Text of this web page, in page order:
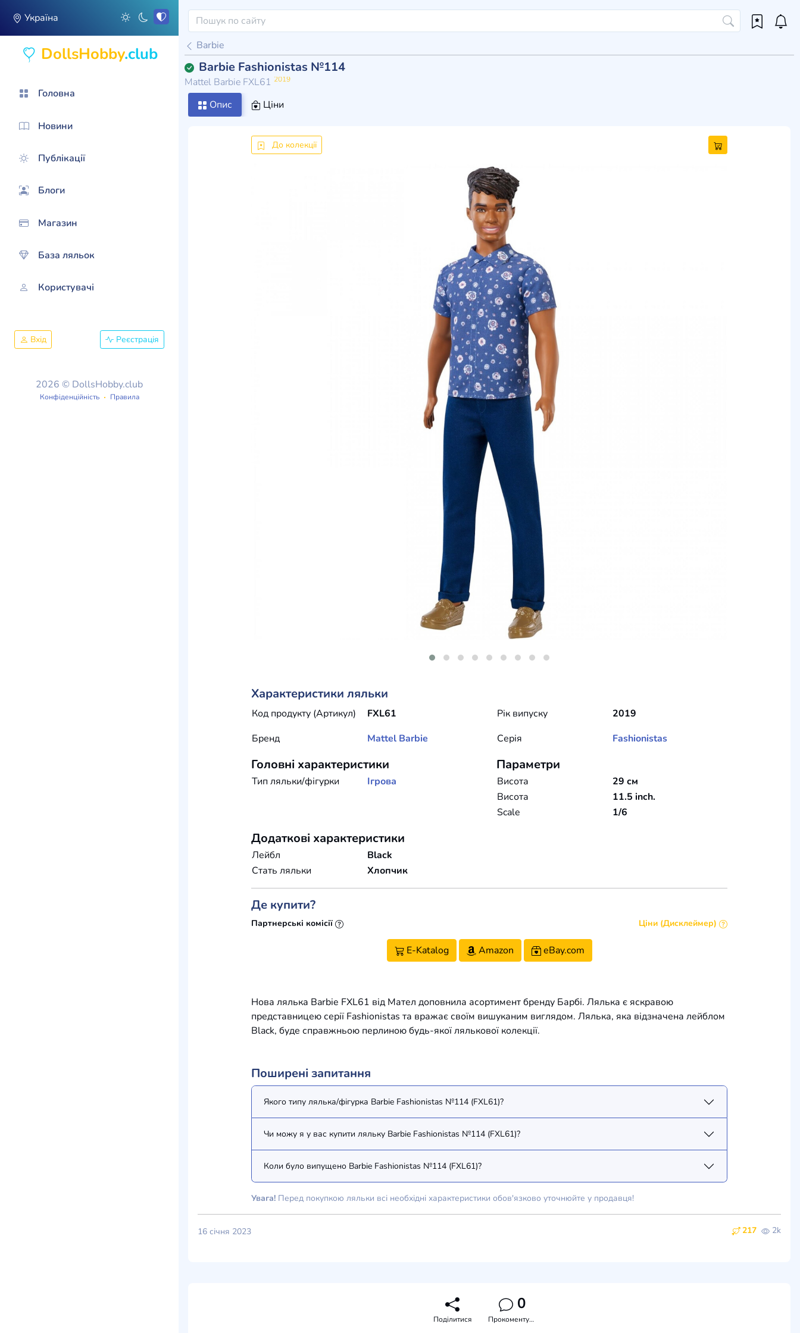
Україна
DollsHobby.club
Головна
Новини
Публікації
Блоги
Магазин
База ляльок
Користувачі
Вхід Реєстрація
2026 © DollsHobby.club
Конфіденційність Правила
Barbie
Barbie Fashionistas №114
Mattel Barbie FXL61 2019
Опис Ціни
До колекції
Характеристики ляльки
Код продукту (Артикул) FXL61 Рік випуску
2019
Бренд
Mattel Barbie Серія Fashionistas
Головні характеристики
Тип ляльки/фігурки Ігрова
Параметри
Висота
29 см
Висота
11.5 inch.
Scale
1/6
Додаткові характеристики
Лейбл
Black
Стать ляльки
Хлопчик
Де купити?
Партнерські комісії Ціни (Дисклеймер)
E-Katalog Amazon eBay.com
Нова лялька Barbie FXL61 від Мател доповнила асортимент бренду Барбі. Лялька є яскравою
представницею серії Fashionistas та вражає своїм вишуканим виглядом. Лялька, яка відзначена лейблом
Black, буде справжньою перлиною будь-якої лялькової колекції.
Поширені запитання
Якого типу лялька/фігурка Barbie Fashionistas №114 (FXL61)?
Чи можу я у вас купити ляльку Barbie Fashionistas №114 (FXL61)?
Коли було випущено Barbie Fashionistas №114 (FXL61)?
Увага! Перед покупкою ляльки всі необхідні характеристики обов'язково уточнюйте у продавця!
217 2k
16 січня 2023
Поділитися
0
Прокоментувати